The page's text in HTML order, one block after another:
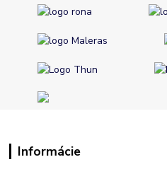
Informácie